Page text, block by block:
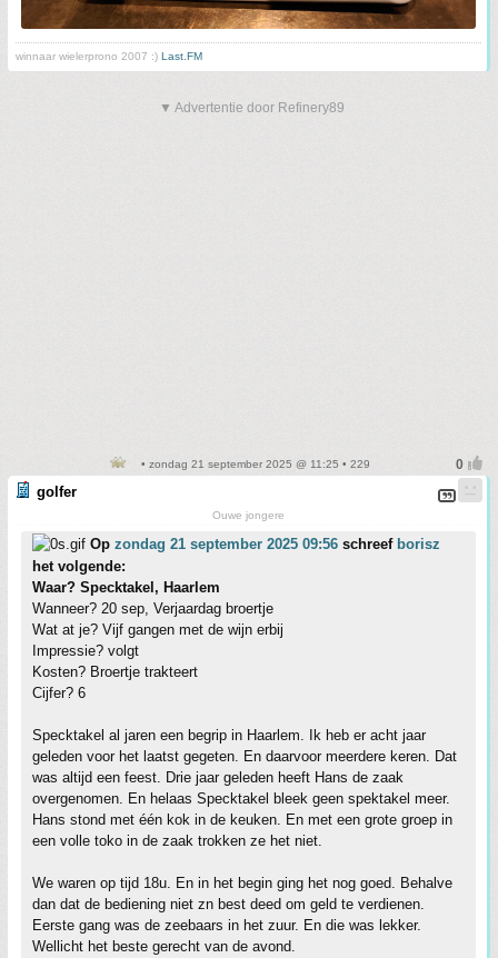
winnaar wielerprono 2007 :) Last.FM
▼ Advertentie door Refinery89
• zondag 21 september 2025 @ 11:25 • 229
golfer
Ouwe jongere
Op zondag 21 september 2025 09:56 schreef borisz
het volgende:
Waar? Specktakel, Haarlem
Wanneer? 20 sep, Verjaardag broertje
Wat at je? Vijf gangen met de wijn erbij
Impressie? volgt
Kosten? Broertje trakteert
Cijfer? 6
Specktakel al jaren een begrip in Haarlem. Ik heb er acht jaar
geleden voor het laatst gegeten. En daarvoor meerdere keren. Dat
was altijd een feest. Drie jaar geleden heeft Hans de zaak
overgenomen. En helaas Specktakel bleek geen spektakel meer.
Hans stond met één kok in de keuken. En met een grote groep in
een volle toko in de zaak trokken ze het niet.
We waren op tijd 18u. En in het begin ging het nog goed. Behalve
dan dat de bediening niet zn best deed om geld te verdienen.
Eerste gang was de zeebaars in het zuur. En die was lekker.
Wellicht het beste gerecht van de avond.